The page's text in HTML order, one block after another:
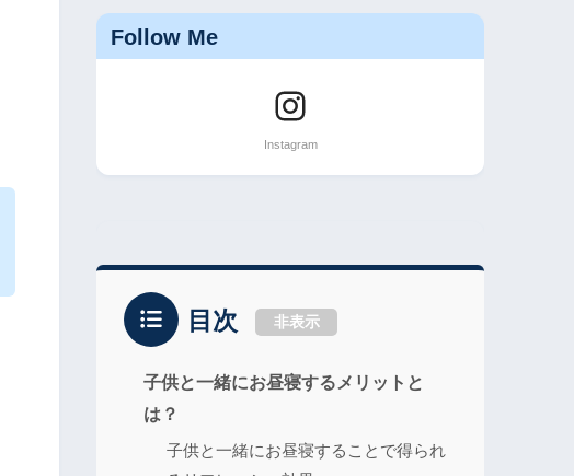
Follow Me
目次 非表示
子供と一緒にお昼寝するメリットと
は？
子供と一緒にお昼寝することで得られ